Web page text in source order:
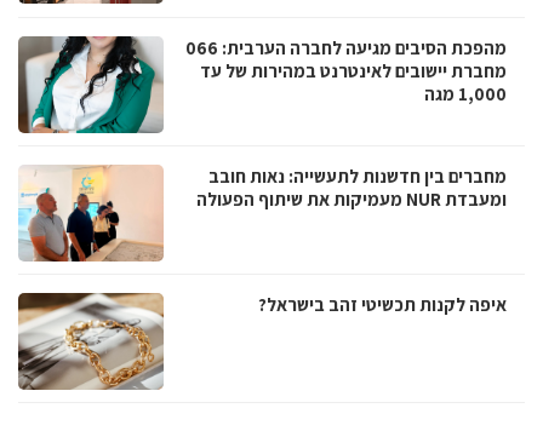
מהפכת הסיבים מגיעה לחברה הערבית: 066
מחברת יישובים לאינטרנט במהירות של עד
1,000 מגה
מחברים בין חדשנות לתעשייה: נאות חובב
ומעבדת NUR מעמיקות את שיתוף הפעולה
איפה לקנות תכשיטי זהב בישראל?